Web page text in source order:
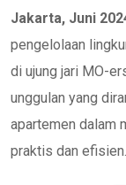
Jakarta, Juni
pengelolaan
di ujung jari MO-
unggulan yang
apartemen dalam
praktis dan efisien.